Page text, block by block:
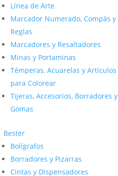
Línea de Arte
Marcador Numerado, Compás y
Reglas
Marcadores y Resaltadores
Minas y Portaminas
Témperas, Acuarelas y Artículos
para Colorear
Tijeras, Accesorios, Borradores y
Gomas
Bester
Bolígrafos
Borradores y Pizarras
Cintas y Dispensadores